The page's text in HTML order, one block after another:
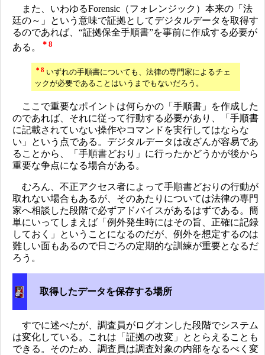
また、いわゆるForensic（フォレンジック）本来の「法
廷の～」という意味で証拠としてデジタルデータを取得す
るのであれば、“証拠保全手順書”を事前に作成する必要が
ある。
＊8
＊8いずれの手順書についても、法律の専門家によるチェ
ックが必要であることはいうまでもないだろう。
ここで重要なポイントは何らかの「手順書」を作成した
のであれば、それに従って行動する必要があり、「手順書
に記載されていない操作やコマンドを実行してはならな
い」という点である。デジタルデータは改ざんが容易であ
ることから、「手順書どおり」に行ったかどうかが後から
重要な争点になる場合がある。
むろん、不正アクセス者によって手順書どおりの行動が
取れない場合もあるが、そのあたりについては法律の専門
家へ相談した段階で必ずアドバイスがあるはずである。簡
単にいってしまえば「例外発生時にはその旨、正確に記録
しておく」ということになるのだが、例外を想定するのは
難しい面もあるので日ごろの定期的な訓練が重要となるだ
ろう。
取得したデータを保存する場所
すでに述べたが、調査員がログオンした段階でシステム
は変化している。これは「証拠の改変」ととらえることも
できる。そのため、調査員は調査対象の内部をなるべく変